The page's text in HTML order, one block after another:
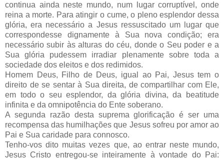
continua ainda neste mundo, num lugar corruptível, onde
reina a morte. Para atingir o cume, o pleno esplendor dessa
glória, era necessário a Jesus ressuscitado um lugar que
correspondesse dignamente à Sua nova condição; era
necessário subir às alturas do céu, donde o Seu poder e a
Sua glória pudessem irradiar plenamente sobre toda a
sociedade dos eleitos e dos redimidos.
Homem Deus, Filho de Deus, igual ao Pai, Jesus tem o
direito de se sentar à Sua direita, de compartilhar com Ele,
em todo o seu esplendor, da glória divina, da beatitude
infinita e da omnipotência do Ente soberano.
A segunda razão desta suprema glorificação é ser uma
recompensa das humilhações que Jesus sofreu por amor ao
Pai e Sua caridade para connosco.
Tenho-vos dito muitas vezes que, ao entrar neste mundo,
Jesus Cristo entregou-se inteiramente à vontade do Pai: